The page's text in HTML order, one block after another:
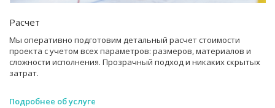
Расчет
Мы оперативно подготовим детальный расчет стоимости
проекта с учетом всех параметров: размеров, материалов и
сложности исполнения. Прозрачный подход и никаких скрытых
затрат.
Подробнее об услуге